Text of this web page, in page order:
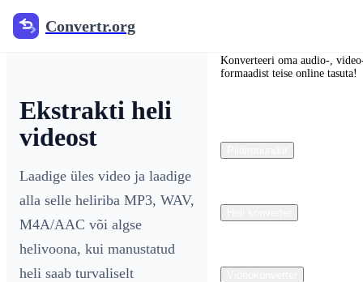
Convertr.org
Ekstrakti heli
videost
Laadige üles video ja laadige
alla selle heliriba MP3, WAV,
M4A/AAC või algse
helivoona, kui manustatud
heli saab turvaliselt
Konverteeri oma audio-,
formaadist teise online tasuta!